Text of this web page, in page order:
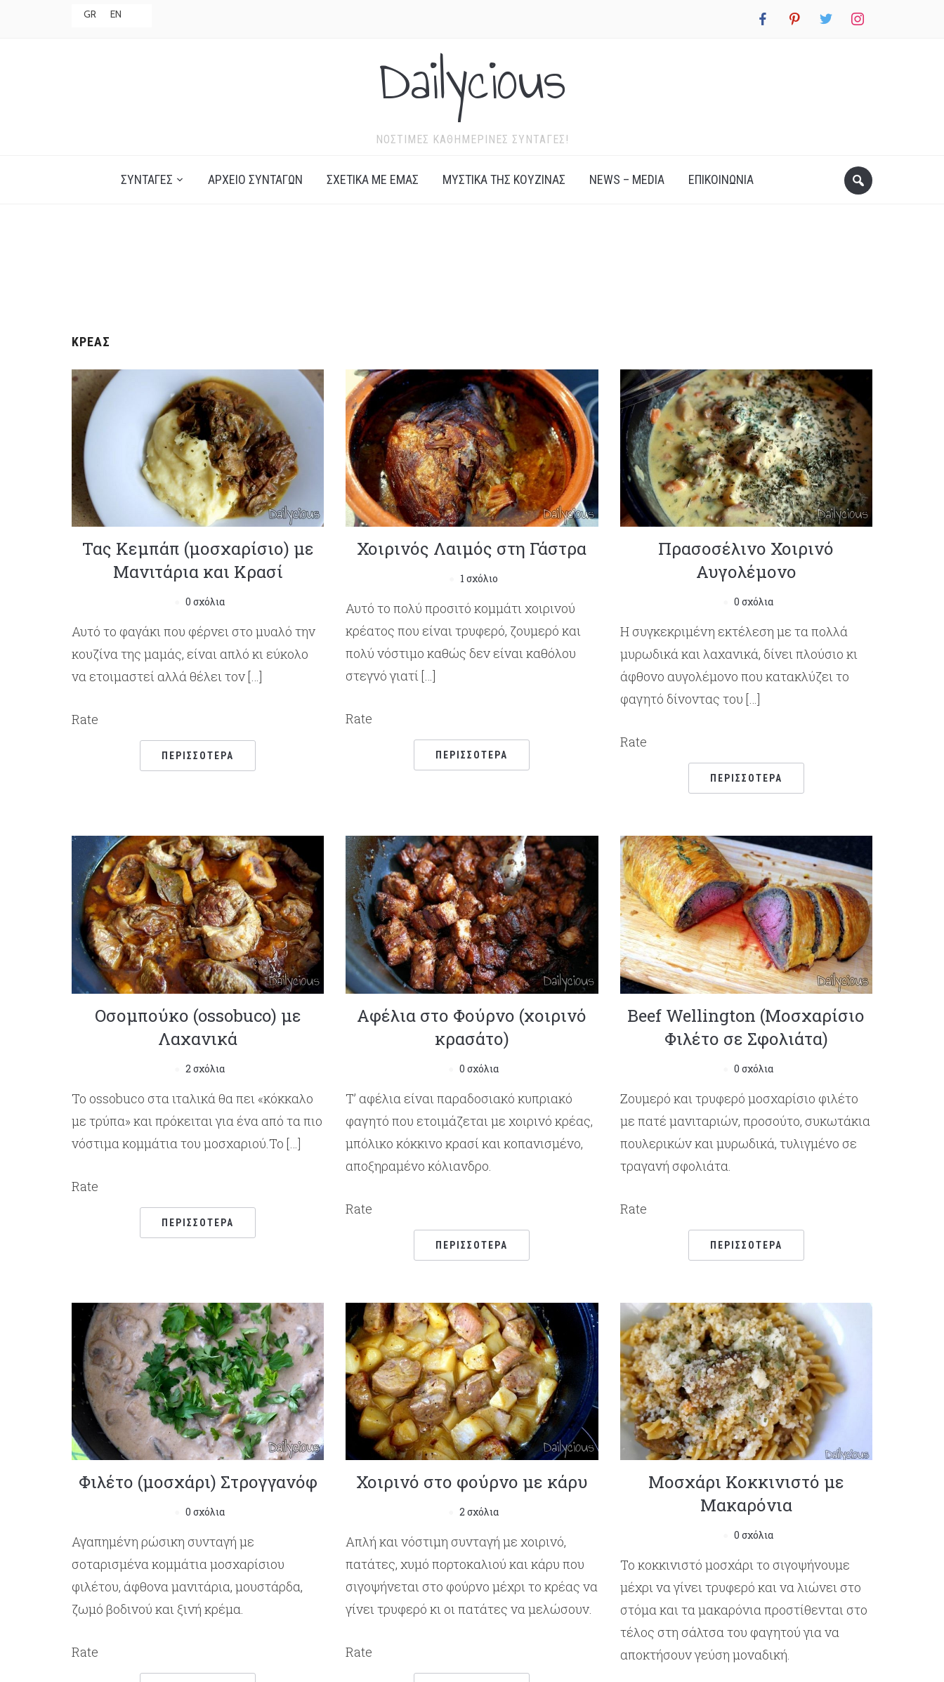
facebook pinterest twitter instagram
GR EN
Dailycious
ΝΌΣΤΙΜΕΣ ΚΑΘΗΜΕΡΙΝΈΣ ΣΥΝΤΑΓΈΣ!
ΣΥΝΤΑΓΈΣ ΑΡΧΕΊΟ ΣΥΝΤΑΓΏΝ ΣΧΕΤΙΚΆ ΜΕ ΕΜΆΣ ΜΥΣΤΙΚΆ ΤΗΣ ΚΟΥΖΊΝΑΣ NEWS – MEDIA ΕΠΙΚΟΙΝΩΝΊΑ
ΚΡΈΑΣ
Τας Κεμπάπ (μοσχαρίσιο) με
Μανιτάρια και Κρασί
0 σχόλια
Αυτό το φαγάκι που φέρνει στο μυαλό την
κουζίνα της μαμάς, είναι απλό κι εύκολο
να ετοιμαστεί αλλά θέλει τον […]
Rate
ΠΕΡΙΣΣΌΤΕΡΑ
Χοιρινός Λαιμός στη Γάστρα
1 σχόλιο
Αυτό το πολύ προσιτό κομμάτι χοιρινού
κρέατος που είναι τρυφερό, ζουμερό και
πολύ νόστιμο καθώς δεν είναι καθόλου
στεγνό γιατί […]
Rate
ΠΕΡΙΣΣΌΤΕΡΑ
Πρασοσέλινο Χοιρινό
Αυγολέμονο
0 σχόλια
Η συγκεκριμένη εκτέλεση με τα πολλά
μυρωδικά και λαχανικά, δίνει πλούσιο κι
άφθονο αυγολέμονο που κατακλύζει το
φαγητό δίνοντας του […]
Rate
ΠΕΡΙΣΣΌΤΕΡΑ
Οσομπούκο (ossobuco) με
Λαχανικά
2 σχόλια
Το ossobuco στα ιταλικά θα πει «κόκκαλο
με τρύπα» και πρόκειται για ένα από τα πιο
νόστιμα κομμάτια του μοσχαριού.Το […]
Rate
ΠΕΡΙΣΣΌΤΕΡΑ
Αφέλια στο Φούρνο (χοιρινό
κρασάτο)
0 σχόλια
Τ’ αφέλια είναι παραδοσιακό κυπριακό
φαγητό που ετοιμάζεται με χοιρινό κρέας,
μπόλικο κόκκινο κρασί και κοπανισμένο,
αποξηραμένο κόλιανδρο.
Rate
ΠΕΡΙΣΣΌΤΕΡΑ
Beef Wellington (Μοσχαρίσιο
Φιλέτο σε Σφολιάτα)
0 σχόλια
Ζουμερό και τρυφερό μοσχαρίσιο φιλέτο
με πατέ μανιταριών, προσούτο, συκωτάκια
πουλερικών και μυρωδικά, τυλιγμένο σε
τραγανή σφολιάτα.
Rate
ΠΕΡΙΣΣΌΤΕΡΑ
Φιλέτο (μοσχάρι) Στρογγανόφ
0 σχόλια
Αγαπημένη ρώσικη συνταγή με
σοταρισμένα κομμάτια μοσχαρίσιου
φιλέτου, άφθονα μανιτάρια, μουστάρδα,
ζωμό βοδινού και ξινή κρέμα.
Rate
Χοιρινό στο φούρνο με κάρυ
2 σχόλια
Απλή και νόστιμη συνταγή με χοιρινό,
πατάτες, χυμό πορτοκαλιού και κάρυ που
σιγοψήνεται στο φούρνο μέχρι το κρέας να
γίνει τρυφερό κι οι πατάτες να μελώσουν.
Rate
Μοσχάρι Κοκκινιστό με
Μακαρόνια
0 σχόλια
Το κοκκινιστό μοσχάρι το σιγοψήνουμε
μέχρι να γίνει τρυφερό και να λιώνει στο
στόμα και τα μακαρόνια προστίθενται στο
τέλος στη σάλτσα του φαγητού για να
αποκτήσουν γεύση μοναδική.